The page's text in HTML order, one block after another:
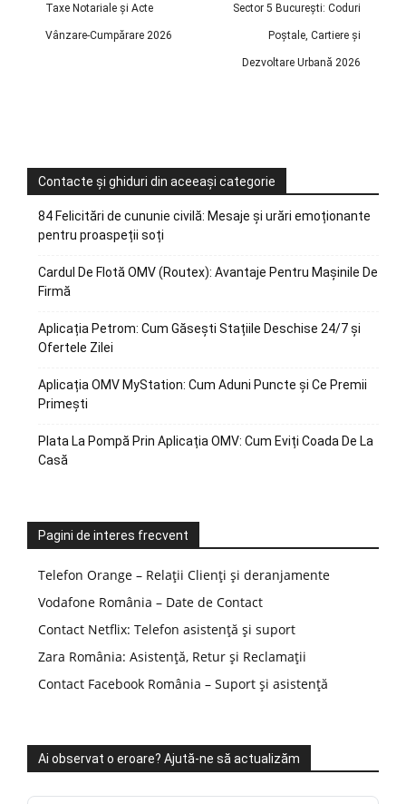
Taxe Notariale și Acte
Vânzare-Cumpărare 2026
Sector 5 București: Coduri
Poștale, Cartiere și
Dezvoltare Urbană 2026
Contacte și ghiduri din aceeași categorie
84 Felicitări de cununie civilă: Mesaje și urări emoționante
pentru proaspeții soți
Cardul De Flotă OMV (Routex): Avantaje Pentru Mașinile De
Firmă
Aplicația Petrom: Cum Găsești Stațiile Deschise 24/7 și
Ofertele Zilei
Aplicația OMV MyStation: Cum Aduni Puncte și Ce Premii
Primești
Plata La Pompă Prin Aplicația OMV: Cum Eviți Coada De La
Casă
Pagini de interes frecvent
Telefon Orange – Relații Clienți și deranjamente
Vodafone România – Date de Contact
Contact Netflix: Telefon asistență și suport
Zara România: Asistență, Retur și Reclamații
Contact Facebook România – Suport și asistență
Ai observat o eroare? Ajută-ne să actualizăm